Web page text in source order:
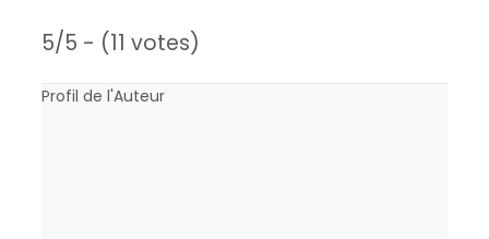
5/5 - (11 votes)
Profil de l'Auteur